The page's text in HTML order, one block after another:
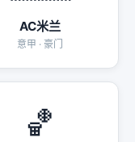
AC米兰
意甲 · 豪门
🏀